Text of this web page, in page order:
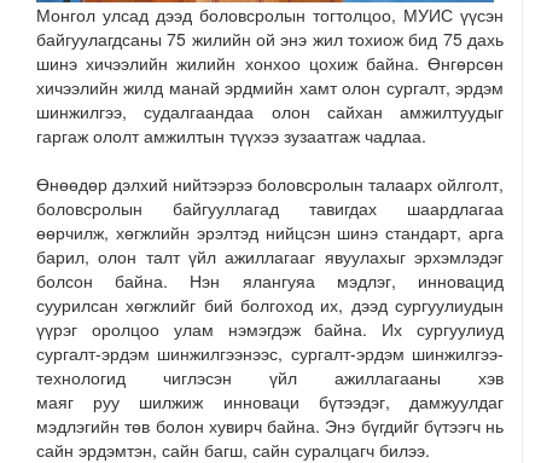
Монгол улсад дээд боловсролын тогтолцоо, МУИС үүсэн
байгуулагдсаны 75 жилийн ой энэ жил тохиож бид 75 дахь
шинэ хичээлийн жилийн хонхоо цохиж байна. Өнгөрсөн
хичээлийн жилд манай эрдмийн хамт олон сургалт, эрдэм
шинжилгээ, судалгаандаа олон сайхан амжилтуудыг
гаргаж ололт амжилтын түүхээ зузаатгаж чадлаа.
Өнөөдөр дэлхий нийтээрээ боловсролын талаарх ойлголт,
боловсролын байгууллагад тавигдах шаардлагаа
өөрчилж, хөгжлийн эрэлтэд нийцсэн шинэ стандарт, арга
барил, олон талт үйл ажиллагааг явуулахыг эрхэмлэдэг
болсон байна. Нэн ялангуяа мэдлэг, инновацид
суурилсан хөгжлийг бий болгоход их, дээд сургуулиудын
үүрэг оролцоо улам нэмэгдэж байна. Их сургуулиуд
сургалт-эрдэм шинжилгээнээс, сургалт-эрдэм шинжилгээ-
технологид чиглэсэн үйл ажиллагааны хэв
маяг руу шилжиж инноваци бүтээдэг, дамжуулдаг
мэдлэгийн төв болон хувирч байна. Энэ бүгдийг бүтээгч нь
сайн эрдэмтэн, сайн багш, сайн суралцагч билээ.